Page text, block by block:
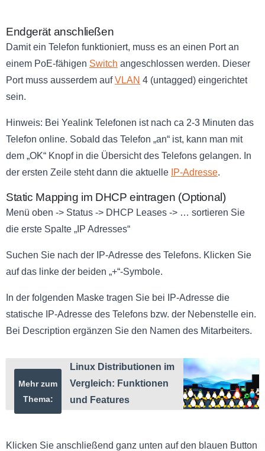
Endgerät anschließen
Damit ein Telefon funktioniert, muss es an einen Port an
einem PoE-fähigen Switch angeschlossen werden. Dieser
Port muss ausserdem aufVLAN 4 (untagged) eingerichtet
sein.
Hinweis: Bei Yealink Telefonen ist nach ca 2-3 Minuten das
Telefon online. Sobald das Telefon „an“ ist, kann man mit
dem „OK“ Knopf in die Übersicht des Telefons gelangen. In
der ersten Zeile steht dann die aktuelle IP-Adresse.
Static Mapping im DHCP eintragen (Optional)
Menü oben -> Status -> DHCP Leases -> … sortieren Sie
die erste Spalte „IP Adresses“
Suchen Sie nach der IP-Adresse des Telefons. Klicken Sie
auf das linke der beiden „+“-Symbole.
In der folgenden Maske tragen Sie bei IP-Adresse die
statische IP-Adresse des Telefons bzw. der Nebenstelle ein.
Bei Description ergänzen Sie den Namen des Mitarbeiters.
Mehr zum
Thema:
Linux Distributionen im
Vergleich: Funktionen
und Features
Klicken Sie anschließend ganz unten auf den blauen Button